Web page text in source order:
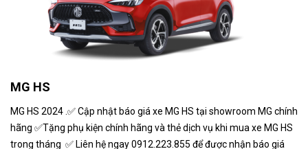
MG HS
MG HS 2024 .✅ Cập nhật báo giá xe MG HS tại showroom MG chính
hãng ✅Tặng phụ kiện chính hãng và thẻ dịch vụ khi mua xe MG HS
trong tháng ✅ Liên hệ ngay 0912.223.855 để được nhận báo giá